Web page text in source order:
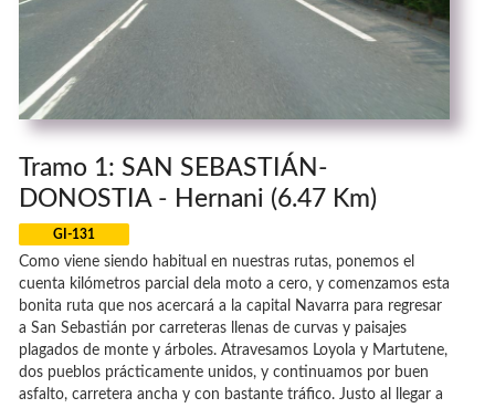
Tramo 1: SAN SEBASTIÁN-
DONOSTIA - Hernani (6.47 Km)
GI-131
Como viene siendo habitual en nuestras rutas, ponemos el
cuenta kilómetros parcial dela moto a cero, y comenzamos esta
bonita ruta que nos acercará a la capital Navarra para regresar
a San Sebastián por carreteras llenas de curvas y paisajes
plagados de monte y árboles. Atravesamos Loyola y Martutene,
dos pueblos prácticamente unidos, y continuamos por buen
asfalto, carretera ancha y con bastante tráfico. Justo al llegar a